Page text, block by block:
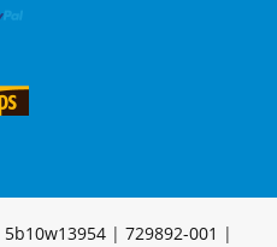
5b10w13954 | 729892-001 |